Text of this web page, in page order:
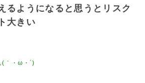
るようになると思うとリスク
大きい